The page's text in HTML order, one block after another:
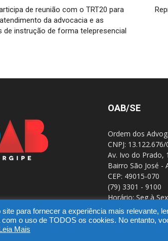
de reunião com o TRT20 para
da advocacia e as
de instrução de forma telepresencial
OAB/SE
Ordem dos
CNPJ:
Av. Ivo do Prado,
Bairro São José -
CEP: 49015-070
(79) 3301 - 9100
Horário: Seg à
- OAB/SE - DTIC
para fornecer a experiência mais relevante,
com o uso de TODOS os cookies. No entanto,
Leia Mais